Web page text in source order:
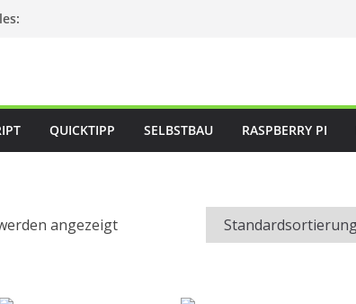
QUICKTIPP SELBSTBAU RASPBERRY PI
angezeigt